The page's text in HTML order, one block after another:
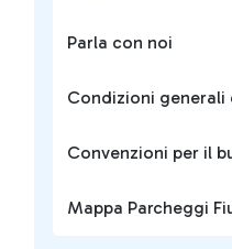
Parla con noi
Condizioni generali
Convenzioni per il
Mappa Parcheggi